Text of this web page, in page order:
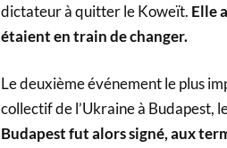
dictateur à quitter le Koweït. Elle
étaient en train de changer.
Le deuxième événement le plus
collectif de l’Ukraine à Budapest,
Budapest fut alors signé, aux